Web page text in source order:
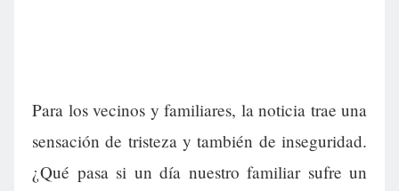
Para los vecinos y familiares, la noticia trae una
sensación de tristeza y también de inseguridad.
¿Qué pasa si un día nuestro familiar sufre un